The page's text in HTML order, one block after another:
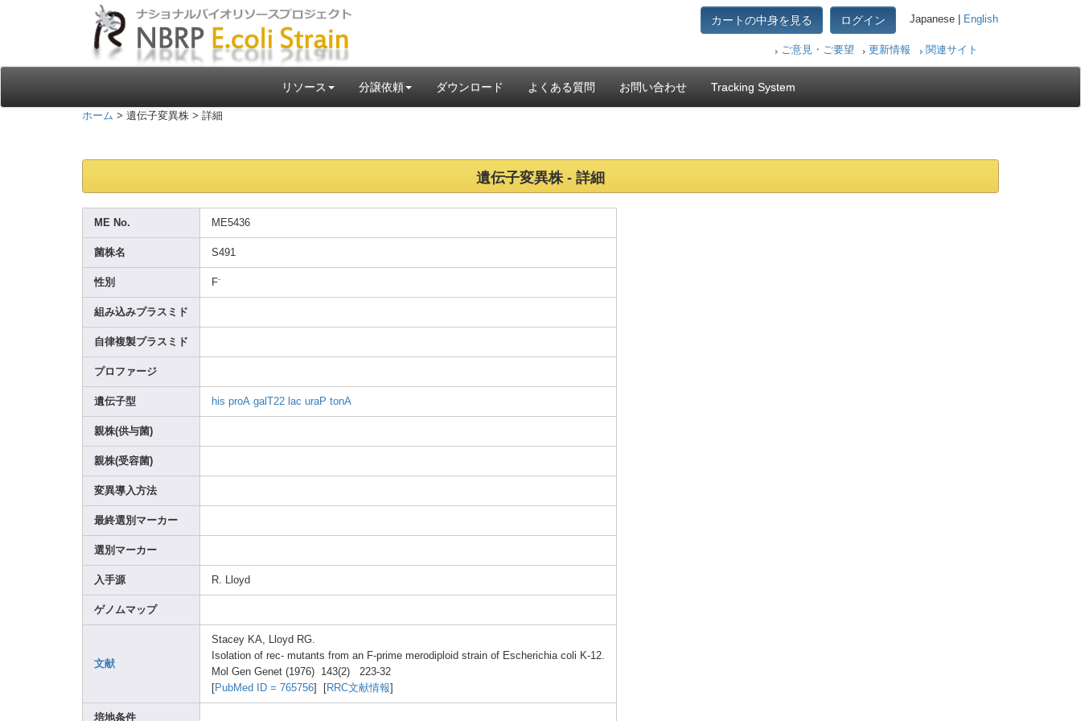
カートの中身を見る ログイン Japanese | English
ご意見・ご要望 更新情報 関連サイト
リソース 分譲依頼 ダウンロード よくある質問 お問い合わせ Tracking System
ホーム > 遺伝子変異株 > 詳細
遺伝子変異株 - 詳細
ME No. ME5436
菌株名 S491
性別 F-
組み込みプラスミド
自律複製プラスミド
プロファージ
遺伝子型 his proA galT22 lac uraP tonA
親株(供与菌)
親株(受容菌)
変異導入方法
最終選別マーカー
選別マーカー
入手源 R. Lloyd
ゲノムマップ
文献
Stacey KA, Lloyd RG.
Isolation of rec- mutants from an F-prime merodiploid strain of Escherichia coli K-12.
Mol Gen Genet (1976) 143(2) 223-32
PubMed ID = 765756 RRC文献情報
培地条件